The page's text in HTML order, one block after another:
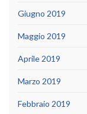
Giugno 2019
Maggio 2019
Aprile 2019
Marzo 2019
Febbraio 2019